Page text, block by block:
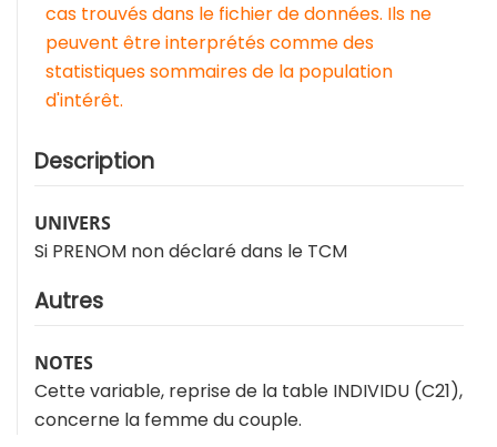
cas trouvés dans le fichier de données. Ils ne
peuvent être interprétés comme des
statistiques sommaires de la population
d'intérêt.
Description
UNIVERS
Si PRENOM non déclaré dans le TCM
Autres
NOTES
Cette variable, reprise de la table INDIVIDU (C21),
concerne la femme du couple.